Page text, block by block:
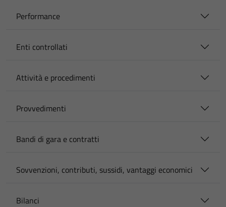
Performance
Enti controllati
Attività e procedimenti
Provvedimenti
Bandi di gara e contratti
Sovvenzioni, contributi, sussidi, vantaggi economici
Bilanci